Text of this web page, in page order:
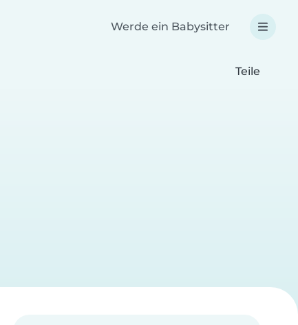
Werde ein Babysitter
Teile